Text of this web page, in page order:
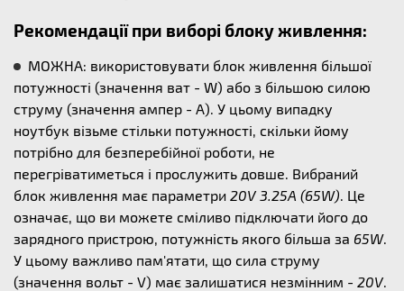
Рекомендації при виборі блоку живлення:
МОЖНА: використовувати блок живлення більшої
потужності (значення ват - W) або з більшою силою
струму (значення ампер - А). У цьому випадку
ноутбук візьме стільки потужності, скільки йому
потрібно для безперебійної роботи, не
перегріватиметься і прослужить довше. Вибраний
блок живлення має параметри 20V 3.25A (65W). Це
означає, що ви можете сміливо підключати його до
зарядного пристрою, потужність якого більша за 65W.
У цьому важливо пам'ятати, що сила струму
(значення вольт - V) має залишатися незмінним - 20V.